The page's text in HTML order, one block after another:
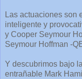
Las actuaciones son
inteligente y
y Cooper Seymour
Seymour Hoffman -
Y descubrimos bajo
entrañable Mark